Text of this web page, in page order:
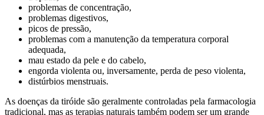
problemas de concentração,
problemas digestivos,
picos de pressão,
problemas com a manutenção da temperatura corporal
adequada,
mau estado da pele e do cabelo,
engorda violenta ou, inversamente, perda de peso violenta,
distúrbios menstruais.
As doenças da tiróide são geralmente controladas pela farmacologia
tradicional, mas as terapias naturais também podem ser um grande